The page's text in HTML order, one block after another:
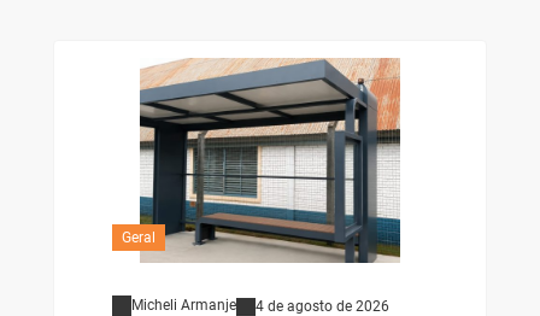
Geral
Micheli Armanje 4 de agosto de 2026